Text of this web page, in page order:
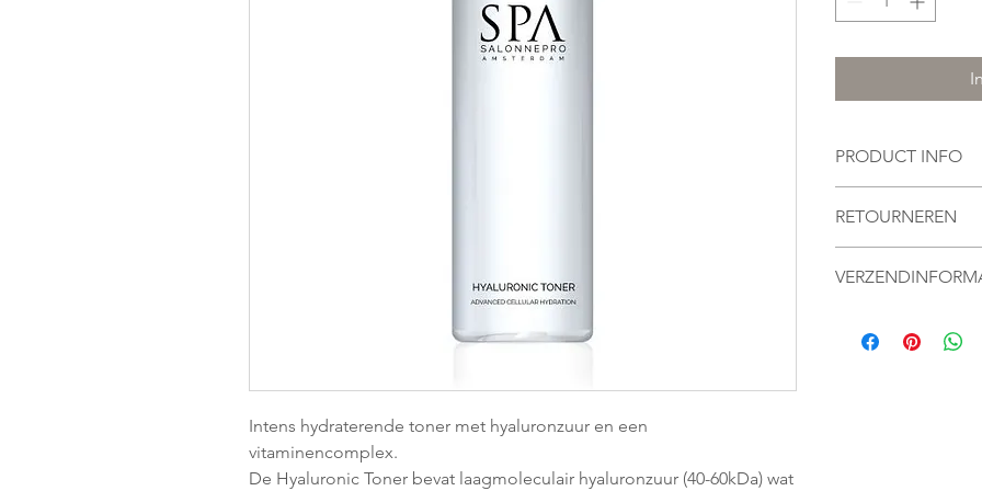
Intens hydraterende toner met hyaluronzuur en een
vitaminencomplex.
De Hyaluronic Toner bevat laagmoleculair hyaluronzuur (40-60kDa) wat
PRODUCT INFO
RETOURNEREN
information about